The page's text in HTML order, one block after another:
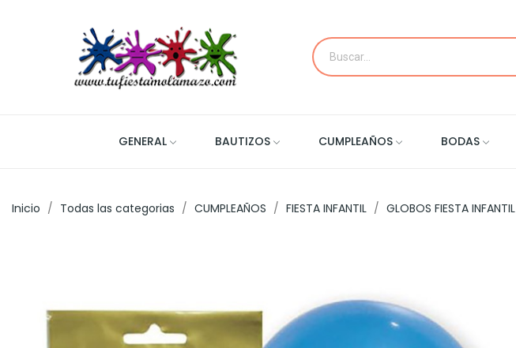
GENERAL BAUTIZOS CUMPLEAÑOS BODAS
Inicio Todas las categorias CUMPLEAÑOS FIESTA INFANTIL GLOBOS FIESTA INFANTIL